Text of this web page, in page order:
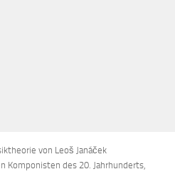
von Leoš Janáček
Komponisten des 20. Jahrhunderts,